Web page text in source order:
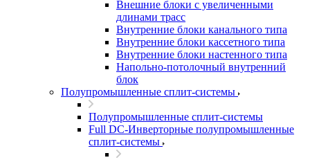
Внешние блоки с увеличенными
длинами трасс
Внутренние блоки канального типа
Внутренние блоки кассетного типа
Внутренние блоки настенного типа
Напольно-потолочный внутренний
блок
Полупромышленные сплит-системы
Полупромышленные сплит-системы
Full DC-Инверторные полупромышленные
сплит-системы